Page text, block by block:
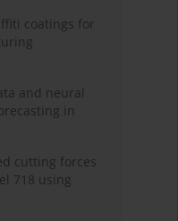
coatings for
and neural
in
cutting forces
718 using